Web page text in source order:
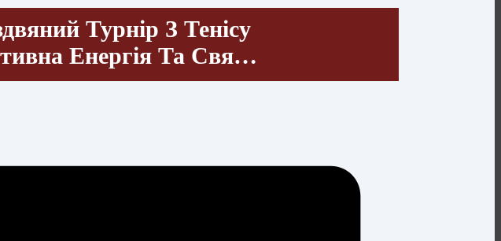
Турнір З Тенісу
Енергія Та Свя…